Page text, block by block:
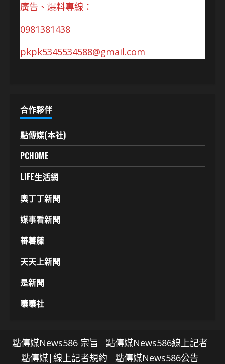
廣告、爆料專線：
0981381438
pkpk5345534588@gmail.com
合作夥伴
點傳媒(本社)
PCHOME
LIFE生活網
奧丁丁新聞
媒事看新聞
蕃薯藤
天天上新聞
是新聞
囔囔社
點傳媒News586 宗旨
點傳媒News586線上記者
點傳媒|線上記者規約
點傳媒News586公告